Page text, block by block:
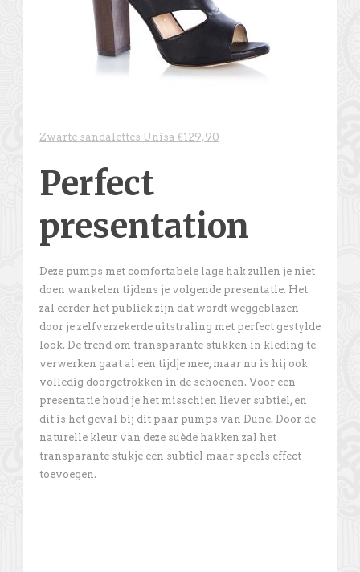
Zwarte sandalettes Unisa €129,90
Perfect
presentation
Deze pumps met comfortabele lage hak zullen je niet
doen wankelen tijdens je volgende presentatie. Het
zal eerder het publiek zijn dat wordt weggeblazen
door je zelfverzekerde uitstraling met perfect gestylde
look. De trend om transparante stukken in kleding te
verwerken gaat al een tijdje mee, maar nu is hij ook
volledig doorgetrokken in de schoenen. Voor een
presentatie houd je het misschien liever subtiel, en
dit is het geval bij dit paar pumps van Dune. Door de
naturelle kleur van deze suède hakken zal het
transparante stukje een subtiel maar speels effect
toevoegen.